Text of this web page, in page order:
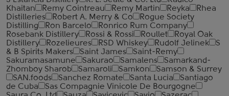
Khaitan
Remy Cointreau Remy Martin Reyka
Rhea
Distilleries
Robert A. Merry & Co
Rogue Society
Distilling
Ron Barcelo
Ronrico Rum Company
Rosebank Distillery
Rossi & Rossi Roullet
Royal Oak
Distillery
Rozelieures RSD Whiskey Rudolf Jelinek
S
& B Spirits Makers
Saint James
Saint-Remy
Sakuramasamune
Sakurao Samalens
Samarkand-
Zhomboy Sharob
Samaroli Samkon
Samson & Surrey
SAN.foods
Sanchez Romate Santa Lucia
Santiago
de Cuba
Sas Compagnie Vinicole De Bourgogne